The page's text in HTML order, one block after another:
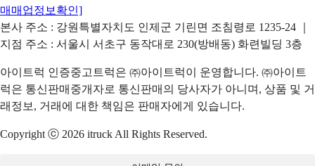
매매업정보확인]
본사 주소 : 강원특별자치도 인제군 기린면 조침령로 1235-24 ｜
지점 주소 : 서울시 서초구 동작대로 230(방배동) 화련빌딩 3층
아이트럭 인증중고트럭은 ㈜아이트럭이 운영합니다. ㈜아이트
럭은 통신판매중개자로 통신판매의 당사자가 아니며, 상품 및 거
래정보, 거래에 대한 책임은 판매자에게 있습니다.
Copyright ⓒ 2026 itruck All Rights Reserved.